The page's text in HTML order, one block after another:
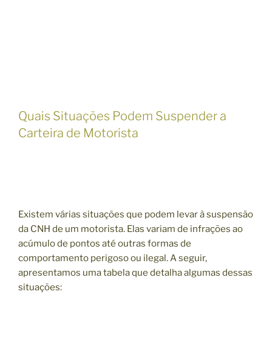
Quais Situações Podem Suspender a
Carteira de Motorista
Existem várias situações que podem levar à suspensão
da CNH de um motorista. Elas variam de infrações ao
acúmulo de pontos até outras formas de
comportamento perigoso ou ilegal. A seguir,
apresentamos uma tabela que detalha algumas dessas
situações: